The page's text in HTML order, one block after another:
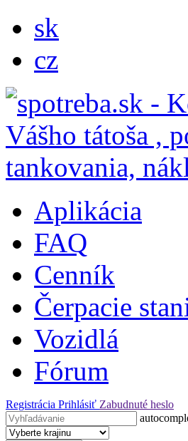
sk
cz
Aplikácia
FAQ
Cenník
Čerpacie
Vozidlá
Fórum
Registrácia Prihlásiť Zabudnuté heslo